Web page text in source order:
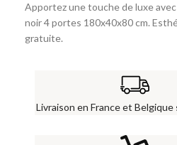
Apportez une touche de luxe
noir 4 portes 180x40x80 cm.
gratuite.
Livraison en France et Belgique